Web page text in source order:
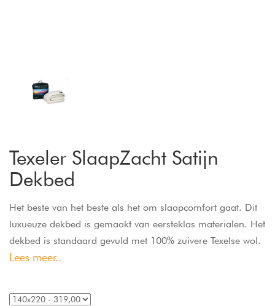
Texeler SlaapZacht Satijn
Dekbed
Het beste van het beste als het om slaapcomfort gaat. Dit
luxueuze dekbed is gemaakt van eersteklas materialen. Het
dekbed is standaard gevuld met 100% zuivere Texelse wol.
De veerkracht van de wol zorgt ervoor dat het dekbed heel
de gestikte rolrand geven het dekbed extra souplesse.
Lees meer..